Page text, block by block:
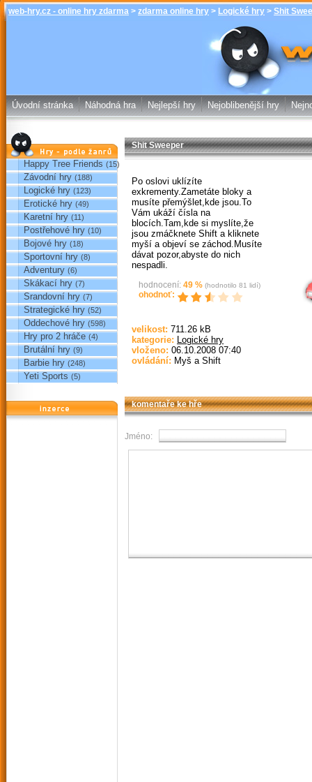
web-hry.cz - online hry zdarma > zdarma online hry > Logické hry > Shit
Shit
online hry
Úvodní stránka Náhodná hra Nejlepší hry Nejoblibenější hry
Hry podle žánrů
Happy Tree Friends (15)
Závodní hry (188)
Logické hry (123)
Erotické hry (49)
Karetní hry (11)
Postřehové hry (10)
Bojové hry (18)
Sportovní hry (8)
Adventury (6)
Skákací hry (7)
Srandovní hry (7)
Strategické hry (52)
Oddechové hry (598)
Hry pro 2 hráče (4)
Brutální hry (9)
Barbie hry (248)
Yeti Sports (5)
reklama
Shit Sweeper
Po oslovi uklízíte
exkrementy.Zametáte bloky a
musíte přemýšlet,kde jsou.To
Vám ukáží čísla na
blocích.Tam,kde si myslíte,že
jsou zmáčknete Shift a kliknete
myší a objeví se záchod.Musíte
dávat pozor,abyste do nich
nespadli.
hodnocení: 49 % (hodnotilo 81 lidí)
ohodnoť:
velikost: 711.26 kB
kategorie: Logické hry
vloženo: 06.10.2008 07:40
ovládání: Myš a Shift
komentaře ke hře
Jméno: